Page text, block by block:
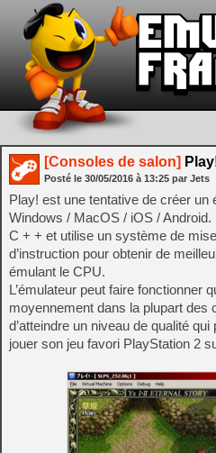
[Consoles de salon]
Posté le 30/05/2016 à 13:25 par Jets
Play! est une tentative de créer un
Windows / MacOS / iOS /
C + + et utilise un système de
d’instruction pour obtenir de
émulant le CPU.
L’émulateur peut faire fonctionner
moyennement dans la plupart des
d’atteindre un niveau de qualité
jouer son jeu favori PlayStation 2